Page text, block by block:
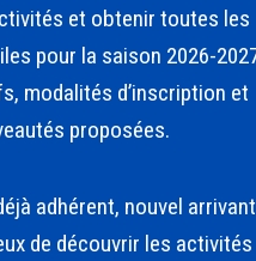
et obtenir toutes les
pour la saison 2026-
modalités d’inscription et
proposées.
adhérent, nouvel
de découvrir les activités